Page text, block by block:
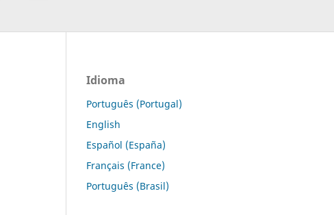
Idioma
Português (Portugal)
English
Español (España)
Français (France)
Português (Brasil)